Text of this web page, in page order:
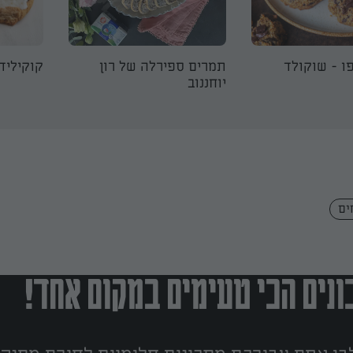
- שוקולד
תמרים ספירלה של רון
יוחננוב
הכי טעימים במקום אחד!